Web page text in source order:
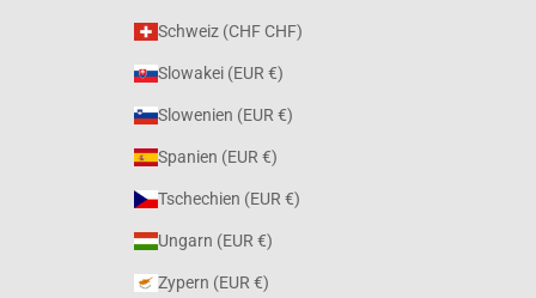
Schweiz (CHF CHF)
Slowakei (EUR €)
Slowenien (EUR €)
Spanien (EUR €)
Tschechien (EUR €)
Ungarn (EUR €)
Zypern (EUR €)